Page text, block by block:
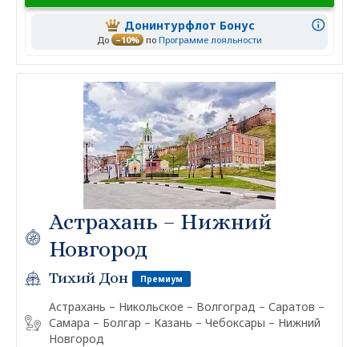
Донинтурфлот Бонус
До –10% по Программе лояльности
Астрахань – Нижний
Новгород
Тихий Дон Премиум
Астрахань – Никольское – Волгоград – Саратов –
Самара – Болгар – Казань – Чебоксары – Нижний
Новгород